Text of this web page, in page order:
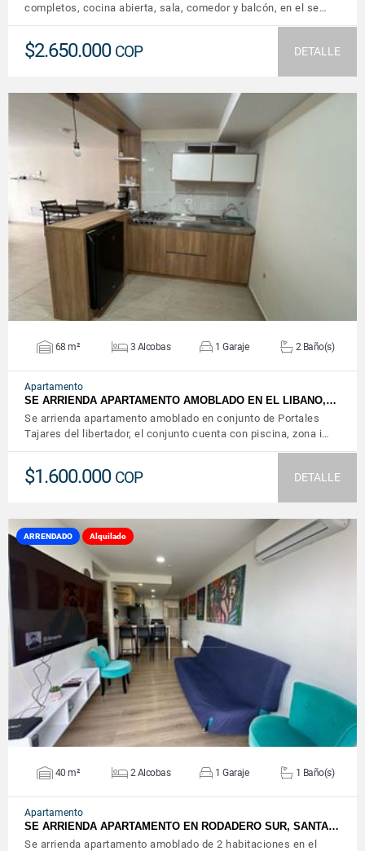
completos, cocina abierta, sala, comedor y balcón, en el se…
$2.650.000 COP DETALLE
VER DETALLES
68 m² 3 Alcobas 1 Garaje 2 Baño(s)
Apartamento
SE ARRIENDA APARTAMENTO AMOBLADO EN EL LIBANO,…
Se arrienda apartamento amoblado en conjunto de Portales
Tajares del libertador, el conjunto cuenta con piscina, zona i…
$1.600.000 COP DETALLE
ARRENDADO Alquilado
VER DETALLES
40 m² 2 Alcobas 1 Garaje 1 Baño(s)
Apartamento
SE ARRIENDA APARTAMENTO EN RODADERO SUR, SANTA…
Se arrienda apartamento amoblado de 2 habitaciones en el